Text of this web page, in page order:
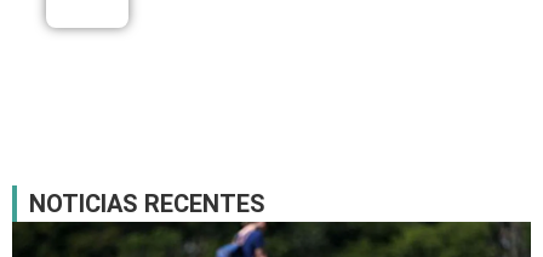
NOTICIAS RECENTES